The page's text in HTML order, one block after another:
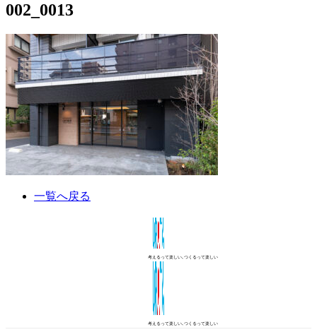
002_0013
一覧へ戻る
考えるって楽しい､つくるって楽しい
考えるって楽しい､つくるって楽しい